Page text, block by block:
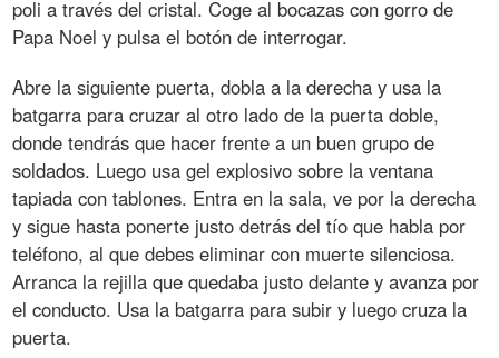
poli a través del cristal. Coge al bocazas con gorro de
Papa Noel y pulsa el botón de interrogar.
Abre la siguiente puerta, dobla a la derecha y usa la
batgarra para cruzar al otro lado de la puerta doble,
donde tendrás que hacer frente a un buen grupo de
soldados. Luego usa gel explosivo sobre la ventana
tapiada con tablones. Entra en la sala, ve por la derecha
y sigue hasta ponerte justo detrás del tío que habla por
teléfono, al que debes eliminar con muerte silenciosa.
Arranca la rejilla que quedaba justo delante y avanza por
el conducto. Usa la batgarra para subir y luego cruza la
puerta.